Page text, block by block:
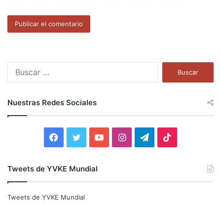
r
:
Nuestras Redes Sociales
e
t
I
Tweets de YVKE Mundial
Tweets de YVKE Mundial